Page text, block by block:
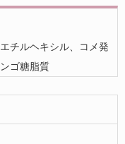
チルヘキシル、コメ発
ゴ糖脂質